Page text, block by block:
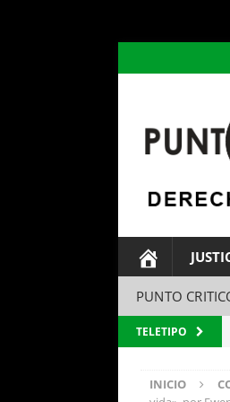
PUNTO
TELETIPO
INICIO